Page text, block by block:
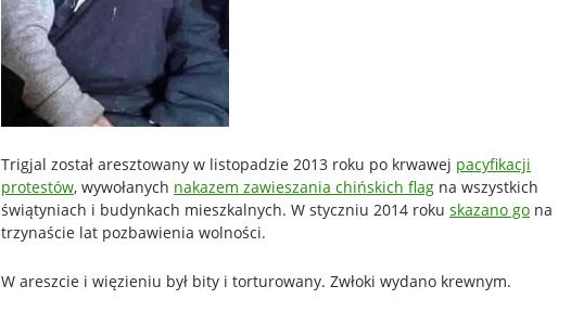
Trigjal został aresztowany w listopadzie 2013 roku po krwawej pacyfikacji
protestów, wywołanych nakazem zawieszania chińskich flag na wszystkich
świątyniach i budynkach mieszkalnych. W styczniu 2014 roku skazano go na
trzynaście lat pozbawienia wolności.
W areszcie i więzieniu był bity i torturowany. Zwłoki wydano krewnym.